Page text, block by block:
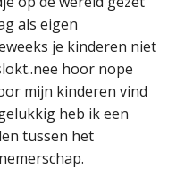
als eigen
je kinderen niet
hoor nope
mijn kinderen vind
heb ik een
tussen het